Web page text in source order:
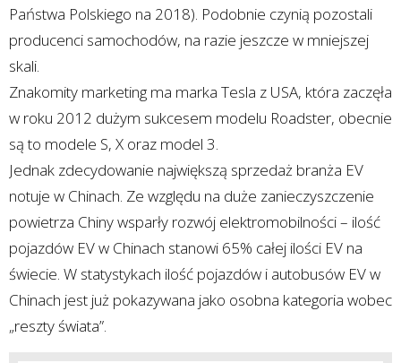
Państwa Polskiego na 2018). Podobnie czynią pozostali
producenci samochodów, na razie jeszcze w mniejszej
skali.
Znakomity marketing ma marka Tesla z USA, która zaczęła
w roku 2012 dużym sukcesem modelu Roadster, obecnie
są to modele S, X oraz model 3.
Jednak zdecydowanie największą sprzedaż branża EV
notuje w Chinach. Ze względu na duże zanieczyszczenie
powietrza Chiny wsparły rozwój elektromobilności – ilość
pojazdów EV w Chinach stanowi 65% całej ilości EV na
świecie. W statystykach ilość pojazdów i autobusów EV w
Chinach jest już pokazywana jako osobna kategoria wobec
„reszty świata”.